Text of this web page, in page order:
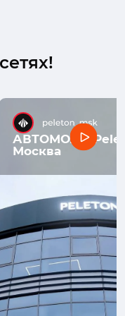
АВТОМОЛЛ
Москва